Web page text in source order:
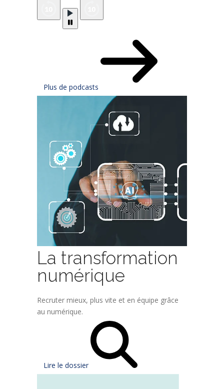
Plus de podcasts
La transformation
numérique
Recruter mieux, plus vite et en équipe grâce
au numérique.
Lire le dossier